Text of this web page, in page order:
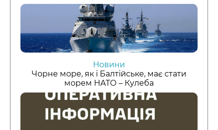
Новини
Чорне море, як і Балтійське, має стати
морем НАТО – Кулеба